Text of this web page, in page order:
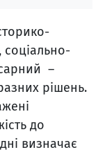
соціально-
–
рішень.
до
визначає